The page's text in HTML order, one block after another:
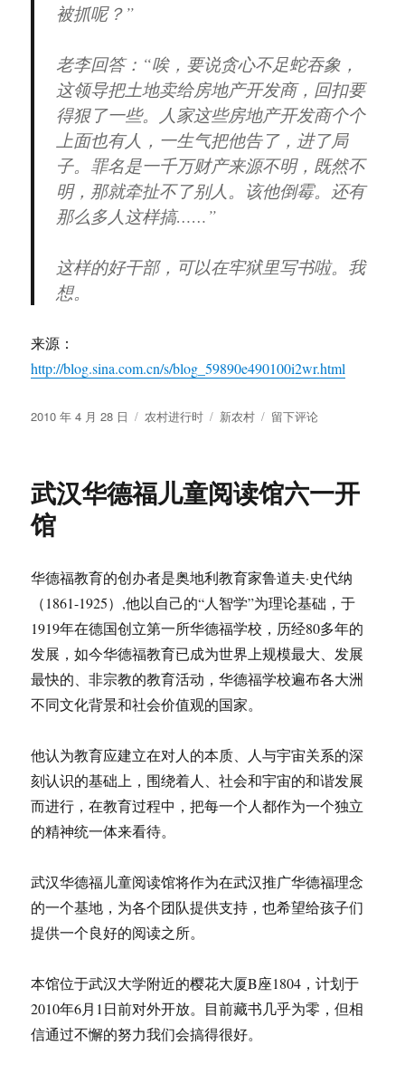
被抓呢？”
老李回答：“唉，要说贪心不足蛇吞象，
这领导把土地卖给房地产开发商，回扣要
得狠了一些。人家这些房地产开发商个个
上面也有人，一生气把他告了，进了局
子。罪名是一千万财产来源不明，既然不
明，那就牵扯不了别人。该他倒霉。还有
那么多人这样搞……”
这样的好干部，可以在牢狱里写书啦。我
想。
来源：
http://blog.sina.com.cn/s/blog_59890e490100i2wr.html
发
2010 年 4 月 28 日
分
农村进行时
标
新农村
于
人
更
解
真
相：
我
的
老
家
留下评论
武汉华德福儿童阅读馆六一开
馆
华德福教育的创办者是奥地利教育家鲁道夫·史代纳
（1861-1925）,他以自己的“人智学”为理论基础，于
1919年在德国创立第一所华德福学校，历经80多年的
发展，如今华德福教育已成为世界上规模最大、发展
最快的、非宗教的教育活动，华德福学校遍布各大洲
不同文化背景和社会价值观的国家。
他认为教育应建立在对人的本质、人与宇宙关系的深
刻认识的基础上，围绕着人、社会和宇宙的和谐发展
而进行，在教育过程中，把每一个人都作为一个独立
的精神统一体来看待。
武汉华德福儿童阅读馆将作为在武汉推广华德福理念
的一个基地，为各个团队提供支持，也希望给孩子们
提供一个良好的阅读之所。
本馆位于武汉大学附近的樱花大厦B座1804，计划于
2010年6月1日前对外开放。目前藏书几乎为零，但相
信通过不懈的努力我们会搞得很好。